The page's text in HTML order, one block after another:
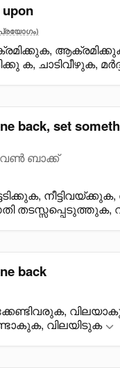
ക, ചാടിവീഴുക,
back, set
ബാക്ക്
തടസ്സപ്പെടുത്തുക,
back
വിലയിടുക